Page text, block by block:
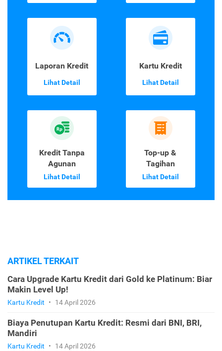
Laporan Kredit
Lihat Detail
Kartu Kredit
Lihat Detail
Kredit Tanpa
Agunan
Lihat Detail
Top-up &
Tagihan
Lihat Detail
ARTIKEL TERKAIT
Cara Upgrade Kartu Kredit dari Gold ke Platinum: Biar
Makin Level Up!
Kartu Kredit • 14 April 2026
Biaya Penutupan Kartu Kredit: Resmi dari BNI, BRI,
Mandiri
Kartu Kredit • 14 April 2026